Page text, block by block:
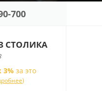
700
СТОЛИКА
3% за это
)